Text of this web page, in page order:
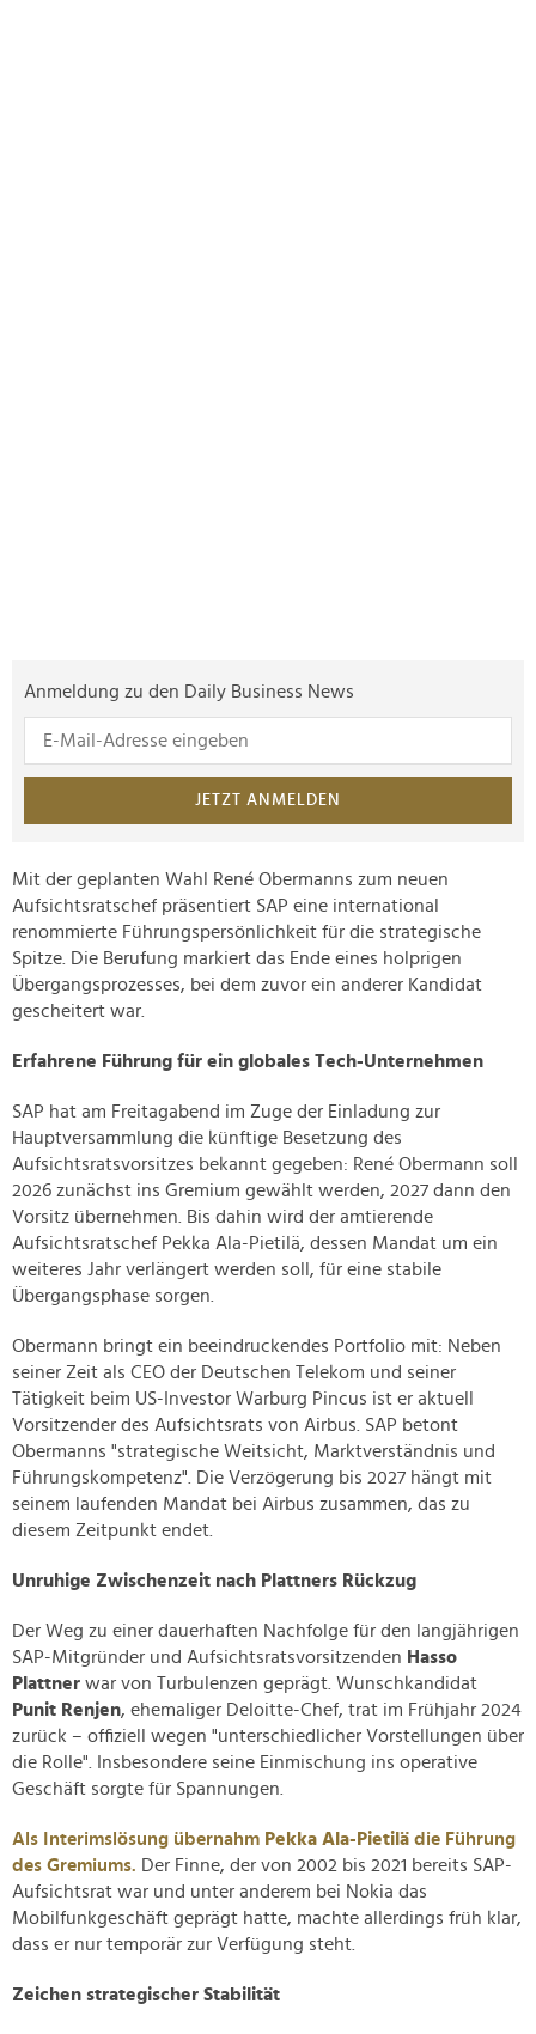
Anmeldung zu den Daily Business News
JETZT ANMELDEN
Mit der geplanten Wahl René Obermanns zum neuen
Aufsichtsratschef präsentiert SAP eine international
renommierte Führungspersönlichkeit für die strategische
Spitze. Die Berufung markiert das Ende eines holprigen
Übergangsprozesses, bei dem zuvor ein anderer Kandidat
gescheitert war.
Erfahrene Führung für ein globales Tech-Unternehmen
SAP hat am Freitagabend im Zuge der Einladung zur
Hauptversammlung die künftige Besetzung des
Aufsichtsratsvorsitzes bekannt gegeben: René Obermann soll
2026 zunächst ins Gremium gewählt werden, 2027 dann den
Vorsitz übernehmen. Bis dahin wird der amtierende
Aufsichtsratschef Pekka Ala-Pietilä, dessen Mandat um ein
weiteres Jahr verlängert werden soll, für eine stabile
Übergangsphase sorgen.
Obermann bringt ein beeindruckendes Portfolio mit: Neben
seiner Zeit als CEO der Deutschen Telekom und seiner
Tätigkeit beim US-Investor Warburg Pincus ist er aktuell
Vorsitzender des Aufsichtsrats von Airbus. SAP betont
Obermanns "strategische Weitsicht, Marktverständnis und
Führungskompetenz". Die Verzögerung bis 2027 hängt mit
seinem laufenden Mandat bei Airbus zusammen, das zu
diesem Zeitpunkt endet.
Unruhige Zwischenzeit nach Plattners Rückzug
Der Weg zu einer dauerhaften Nachfolge für den langjährigen
SAP-Mitgründer und Aufsichtsratsvorsitzenden Hasso
Plattner war von Turbulenzen geprägt. Wunschkandidat
Punit Renjen, ehemaliger Deloitte-Chef, trat im Frühjahr 2024
zurück – offiziell wegen "unterschiedlicher Vorstellungen über
die Rolle". Insbesondere seine Einmischung ins operative
Geschäft sorgte für Spannungen.
Als Interimslösung übernahm Pekka Ala-Pietilä die Führung
des Gremiums. Der Finne, der von 2002 bis 2021 bereits SAP-
Aufsichtsrat war und unter anderem bei Nokia das
Mobilfunkgeschäft geprägt hatte, machte allerdings früh klar,
dass er nur temporär zur Verfügung steht.
Zeichen strategischer Stabilität